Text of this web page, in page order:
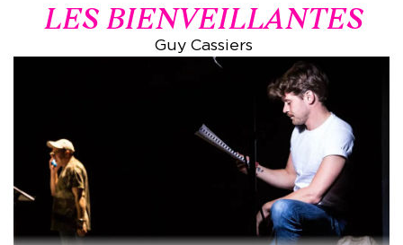
LES BIENVEILLANTES
Guy Cassiers